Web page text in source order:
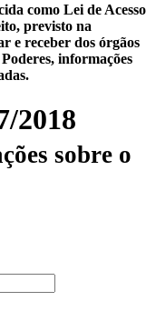
como Lei de Acesso
previsto na
e receber dos órgãos
informações
2018
sobre o